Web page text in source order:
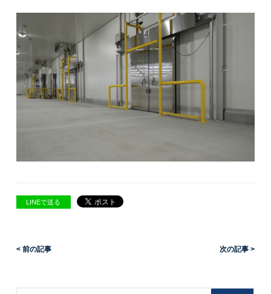
LINEで送る
< 前の記事 次の記事 >